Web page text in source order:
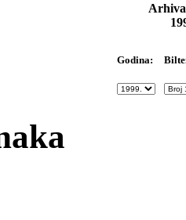
Godina: